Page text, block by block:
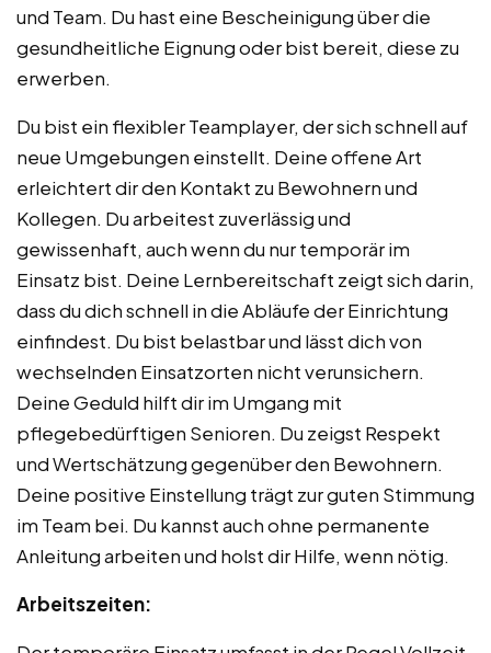
und Team. Du hast eine Bescheinigung über die
gesundheitliche Eignung oder bist bereit, diese zu
erwerben.
Du bist ein flexibler Teamplayer, der sich schnell auf
neue Umgebungen einstellt. Deine offene Art
erleichtert dir den Kontakt zu Bewohnern und
Kollegen. Du arbeitest zuverlässig und
gewissenhaft, auch wenn du nur temporär im
Einsatz bist. Deine Lernbereitschaft zeigt sich darin,
dass du dich schnell in die Abläufe der Einrichtung
einfindest. Du bist belastbar und lässt dich von
wechselnden Einsatzorten nicht verunsichern.
Deine Geduld hilft dir im Umgang mit
pflegebedürftigen Senioren. Du zeigst Respekt
und Wertschätzung gegenüber den Bewohnern.
Deine positive Einstellung trägt zur guten Stimmung
im Team bei. Du kannst auch ohne permanente
Anleitung arbeiten und holst dir Hilfe, wenn nötig.
Arbeitszeiten: